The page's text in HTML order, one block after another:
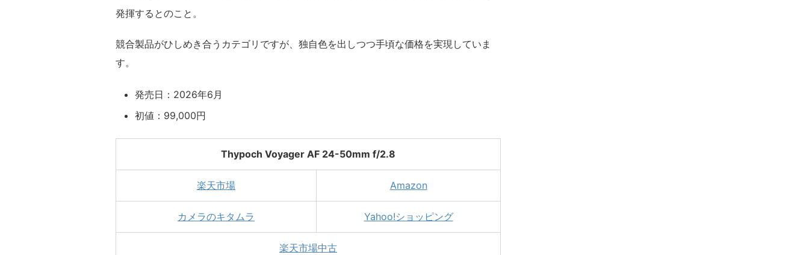
発揮するとのこと。
競合製品がひしめき合うカテゴリですが、独自色を出しつつ手頃な価格を実現していま
す。
発売日：2026年6月
初値：99,000円
Thypoch Voyager AF 24-50mm f/2.8
楽天市場 Amazon
カメラのキタムラ Yahoo!ショッピング
楽天市場中古